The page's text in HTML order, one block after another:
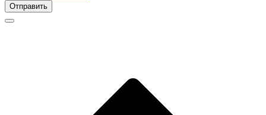
Отправить